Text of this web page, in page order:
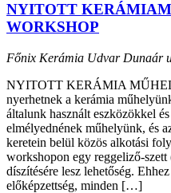
NYITOTT
WORKSHOP
Főnix Kerámia Udvar Dunaár
NYITOTT KERÁMIA
nyerhetnek a kerámia
általunk használt eszközökkel
elmélyednének műhelyünk, és
keretein belül közös alkotási
workshopon egy reggeliző-szett
díszítésére lesz lehetőség.
előképzettség, minden […]